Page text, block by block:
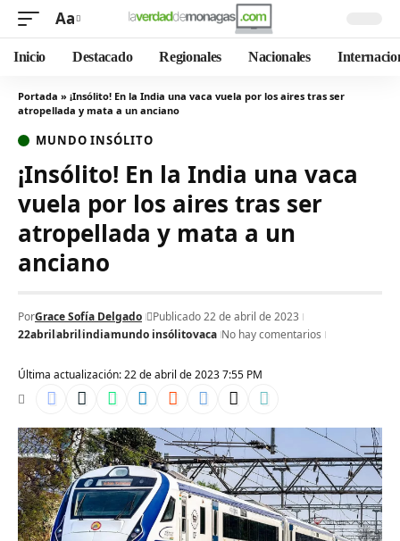
Aa
Inicio Destacado Regionales Nacionales
Portada » ¡Insólito! En la India una vaca vuela por los aires tras ser
atropellada y mata a un anciano
MUNDO INSÓLITO
¡Insólito! En la India una vaca
vuela por los aires tras ser
atropellada y mata a un
anciano
Última actualización: 22 de abril de 2023 7:55 PM
PorGrace Sofía Delgado
Publicado 22 de abril de 2023
22abrilabrilindiamundo insólitovaca No hay comentarios